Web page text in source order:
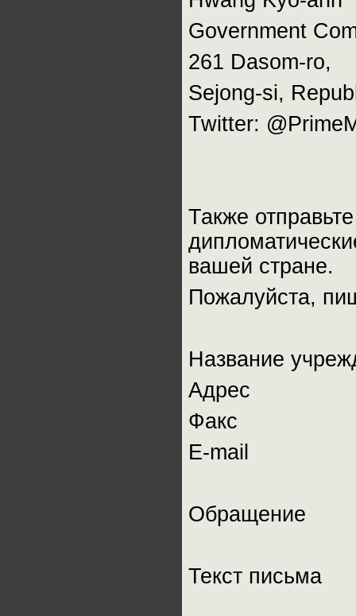
Government
261 Dasom-ro,
Sejong-si,
Twitter:
Также
вашей стране.
Пожалуйста,
Название
Адрес
Факс
E-mail
Обращение
Текст письма